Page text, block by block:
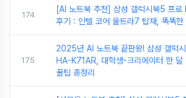
174
[AI 노트북 추천] 삼성 갤럭시북5 프
후기 : 인텔 코어 울트라7 탑재, 똑똑한
175
2025년 AI 노트북 끝판왕! 삼성 갤럭
HA-K71AR, 대학생-크리에이터 한 달
꿀팁 총정리